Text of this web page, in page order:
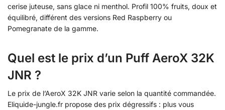
cerise juteuse, sans glace ni menthol. Profil 100% fruits, doux et
équilibré, différent des versions Red Raspberry ou
Pomegranate de la gamme.
Quel est le prix d’un Puff AeroX 32K
JNR ?
Le prix de l’AeroX 32K JNR varie selon la quantité commandée.
Eliquide-jungle.fr propose des prix dégressifs : plus vous